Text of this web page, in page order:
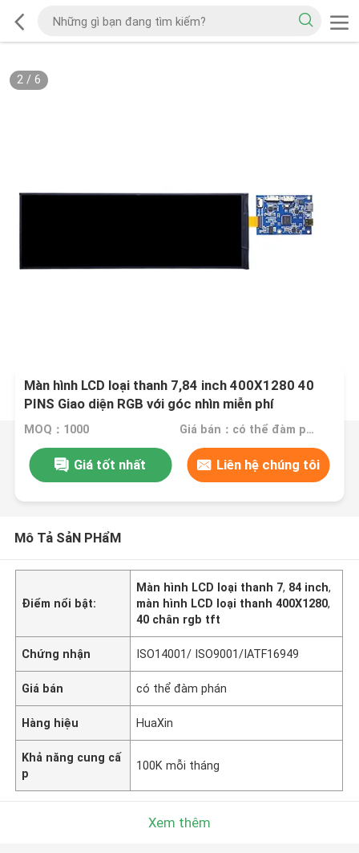
2/ 6
Màn hình LCD loại thanh 7,84 inch 400X1280 40
PINS Giao diện RGB với góc nhìn miễn phí
MOQ：1000 Giá bán：có thể đàm phán
Giá tốt nhất Liên hệ chúng tôi
Mô Tả SảN PHẩM
Điểm nổi bật:
Màn hình LCD loại thanh 7, 84 inch,
màn hình LCD loại thanh 400X1280,
40 chân rgb tft
Chứng nhận ISO14001/ ISO9001/IATF16949
Giá bán có thể đàm phán
Hàng hiệu HuaXin
Khả năng cung cấ
p
100K mỗi tháng
Xem thêm